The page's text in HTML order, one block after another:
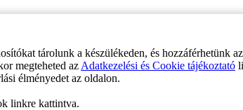
tárolunk a készülékeden, és hozzáférhetünk
megteheted az Adatkezelési és Cookie tájékoztató
élményedet az oldalon.
linkre kattintva.